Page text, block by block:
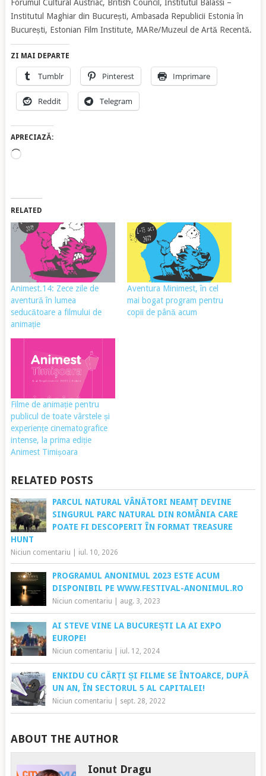
Forumul Cultural Austriac, British Council, Institutul Balassi –
Institutul Maghiar din București, Ambasada Republicii Estonia în
București, Estonian Film Institute, MARe/Muzeul de Artă Recentă.
ZI MAI DEPARTE
Tumblr Pinterest Imprimare
Reddit Telegram
APRECIAZĂ:
Încarc...
RELATED
Animest.14: Zece zile de
aventură în lumea
seducătoare a filmului de
animație
Aventura Minimest, în cel
mai bogat program pentru
copii de până acum
Filme de animație pentru
publicul de toate vârstele și
experiențe cinematografice
intense, la prima ediție
Animest Timișoara
RELATED POSTS
PARCUL NATURAL VÂNĂTORI NEAMȚ DEVINE
SINGURUL PARC NATURAL DIN ROMÂNIA CARE
POATE FI DESCOPERIT ÎN FORMAT TREASURE
HUNT
Niciun comentariu iul. 10, 2026
PROGRAMUL ANONIMUL 2023 ESTE ACUM
DISPONIBIL PE WWW.FESTIVAL-ANONIMUL.RO
Niciun comentariu aug. 3, 2023
AI STEVE VINE LA BUCUREȘTI LA AI EXPO
EUROPE!
Niciun comentariu iul. 12, 2024
ENKIDU CU CĂRȚI ȘI FILME SE ÎNTOARCE, DUPĂ
UN AN, ÎN SECTORUL 5 AL CAPITALEI!
Niciun comentariu sept. 28, 2022
ABOUT THE AUTHOR
Ionut Dragu